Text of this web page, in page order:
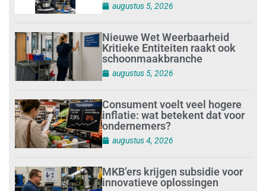
augustus 5, 2026
Nieuwe Wet Weerbaarheid
Kritieke Entiteiten raakt ook
schoonmaakbranche
augustus 5, 2026
Consument voelt veel hogere
inflatie: wat betekent dat voor
ondernemers?
augustus 4, 2026
MKB’ers krijgen subsidie voor
innovatieve oplossingen